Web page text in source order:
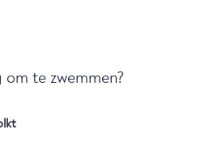
te zwemmen?